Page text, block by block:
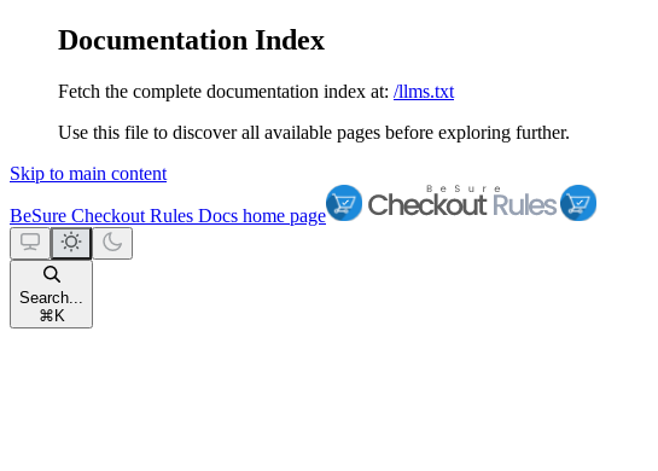
Documentation Index
Fetch the complete documentation index at: /llms.txt
Use this file to discover all available pages before exploring further.
Skip to main content
BeSure Checkout Rules Docs home page
Search...
⌘ K